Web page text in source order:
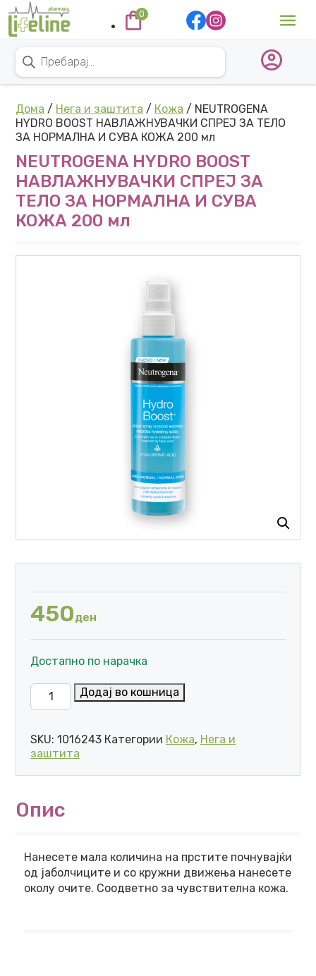
Skip to content
Main Navigation
0
Дома / Нега и заштита / Кожа / NEUTROGENA
HYDRO BOOST НАВЛАЖНУВАЧКИ СПРЕЈ ЗА ТЕЛО
ЗА НОРМАЛНА И СУВА КОЖА 200 мл
NEUTROGENA HYDRO BOOST
НАВЛАЖНУВАЧКИ СПРЕЈ ЗА
ТЕЛО ЗА НОРМАЛНА И СУВА
КОЖА 200 мл
450ден
Достапно по нарачка
NEUTROGENA HYDRO BOOST НАВЛАЖНУВАЧКИ
Додај во кошница
SKU: 1016243 Категории Кожа, Нега и
заштита
Опис
Нанесете мала количина на прстите почнувајќи
од јаболчиците и со кружни движења нанесете
околу очите. Соодветно за чувствителна кожа.